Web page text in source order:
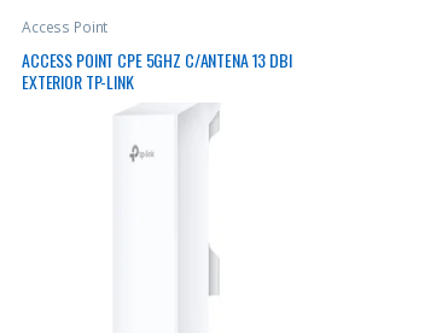
Access Point
ACCESS POINT CPE 5GHZ C/ANTENA 13 DBI
EXTERIOR TP-LINK